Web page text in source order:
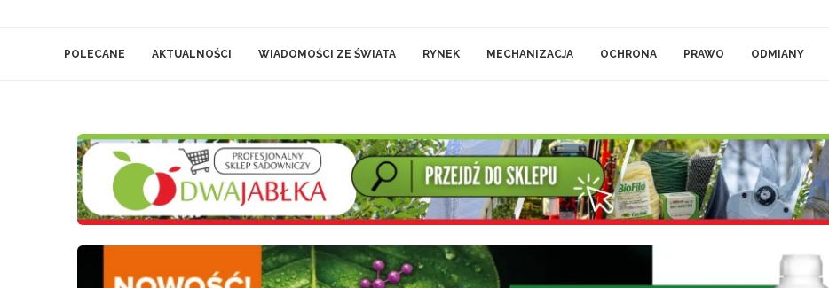
POLECANE AKTUALNOŚCI WIADOMOŚCI ZE ŚWIATA RYNEK MECHANIZACJA OCHRONA PRAWO ODMIANY